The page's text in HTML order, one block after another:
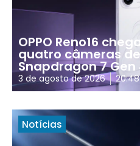
OPPO Reno16
quatro câmeras de
Snapdragon 7 Gen
3 de agosto de 2026 20:48
Notícias